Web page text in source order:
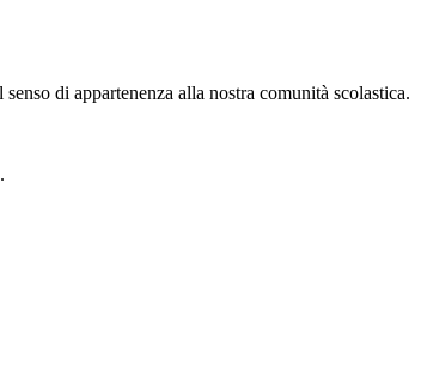
di appartenenza alla nostra comunità scolastica.
.